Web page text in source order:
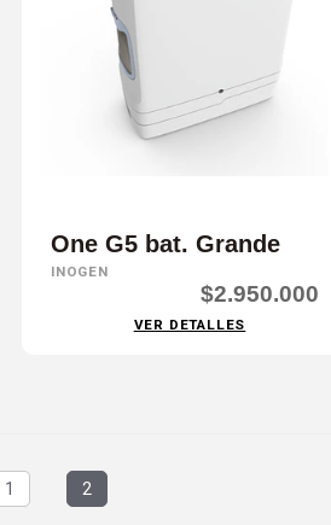
One G5 bat. Grande
INOGEN
$2.950.000
VER DETALLES
1 2